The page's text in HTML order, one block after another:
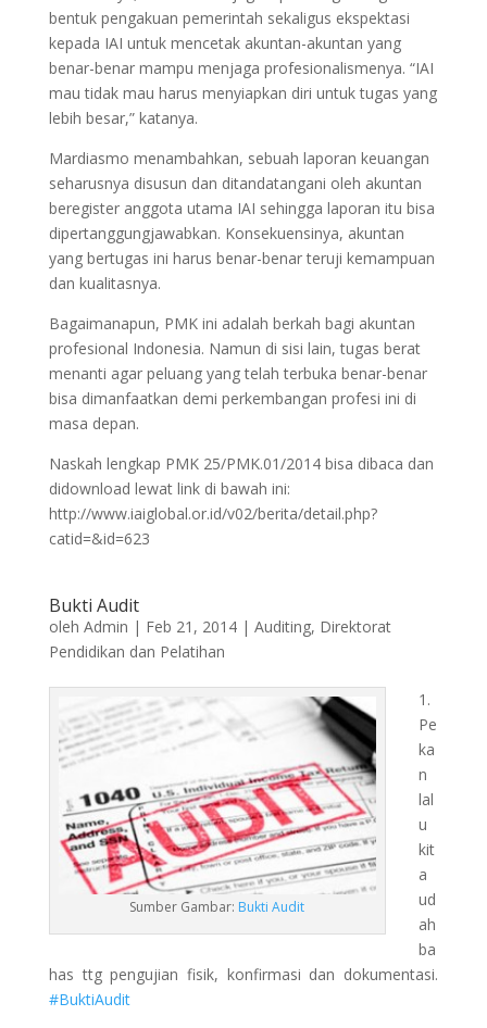
bentuk pengakuan pemerintah sekaligus ekspektasi
kepada IAI untuk mencetak akuntan-akuntan yang
benar-benar mampu menjaga profesionalismenya. “IAI
mau tidak mau harus menyiapkan diri untuk tugas yang
lebih besar,” katanya.
Mardiasmo menambahkan, sebuah laporan keuangan
seharusnya disusun dan ditandatangani oleh akuntan
beregister anggota utama IAI sehingga laporan itu bisa
dipertanggungjawabkan. Konsekuensinya, akuntan
yang bertugas ini harus benar-benar teruji kemampuan
dan kualitasnya.
Bagaimanapun, PMK ini adalah berkah bagi akuntan
profesional Indonesia. Namun di sisi lain, tugas berat
menanti agar peluang yang telah terbuka benar-benar
bisa dimanfaatkan demi perkembangan profesi ini di
masa depan.
Naskah lengkap PMK 25/PMK.01/2014 bisa dibaca dan
didownload lewat link di bawah ini:
http://www.iaiglobal.or.id/v02/berita/detail.php?
catid=&id=623
Bukti Audit
oleh Admin | Feb 21, 2014| Auditing, Direktorat
Pendidikan dan Pelatihan
Sumber Gambar: Bukti Audit
1.
Pe
ka
n
lal
u
kit
a
ud
ah
ba
has ttg pengujian fisik, konfirmasi dan dokumentasi.
#BuktiAudit